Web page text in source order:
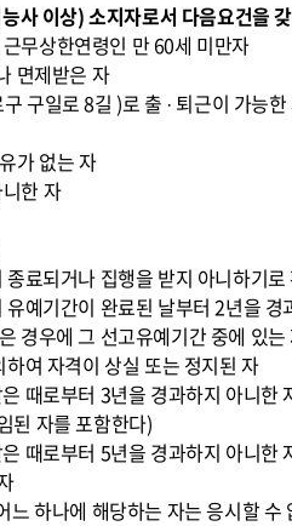
사 이상) 소지자로서 다음요건을
무상한연령인 만 60세 미만자
면제받은 자
구일로 8길 )로 출 · 퇴근이 가능한
가 없는 자
한 자
료되거나 집행을 받지 아니하기
예기간이 완료된 날부터 2년을 경
경우에 그 선고유예기간 중에 있는
여 자격이 상실 또는 정지된 자
때로부터 3년을 경과하지 아니한
된 자를 포함한다)
때로부터 5년을 경과하지 아니한
느 하나에 해당하는 자는 응시할